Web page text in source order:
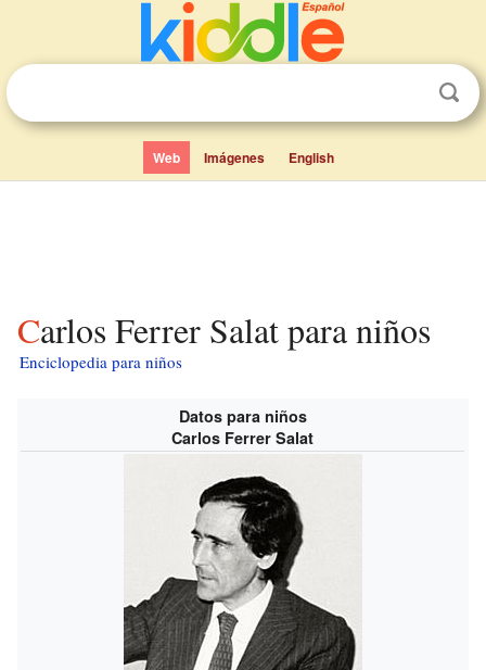
Web Imágenes English
Carlos Ferrer Salat para niños
Enciclopedia para niños
Datos para niños
Carlos Ferrer Salat